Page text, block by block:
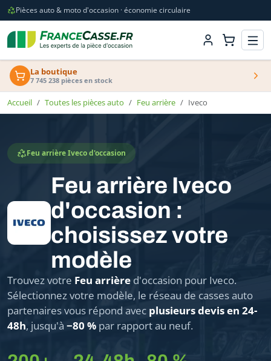
Pièces auto & moto d'occasion · économie circulaire
La boutique
7 745 238 pièces en stock
Accueil Toutes les pièces auto Feu arrière Iveco
Feu arrière Iveco d'occasion
Feu arrière Iveco
d'occasion :
choisissez votre
modèle
Trouvez votre Feu arrière d'occasion pour Iveco.
Sélectionnez votre modèle, le réseau de casses auto
partenaires vous répond avec plusieurs devis en 24-
48h, jusqu'à −80 % par rapport au neuf.